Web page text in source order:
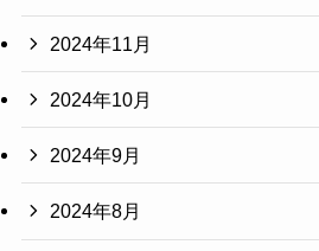
2024年11月
2024年10月
2024年9月
2024年8月